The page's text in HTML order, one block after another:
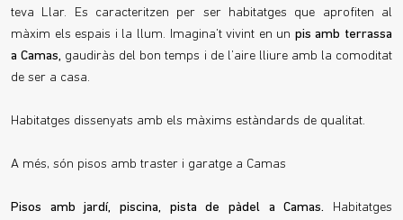
teva Llar. Es caracteritzen per ser habitatges que aprofiten al
màxim els espais i la llum. Imagina’t vivint en un pis amb terrassa
a Camas, gaudiràs del bon temps i de l’aire lliure amb la comoditat
de ser a casa.
Habitatges dissenyats amb els màxims estàndards de qualitat.
A més, són pisos amb traster i garatge a Camas
Pisos amb jardí, piscina, pista de pàdel a Camas. Habitatges